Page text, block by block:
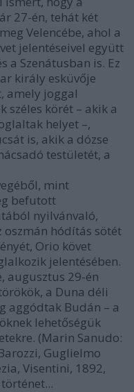
27-én, tehát két
Velencébe, ahol a
jelentéseivel együtt
a Szenátusban is. Ez
király esküvője
amely joggal
széles körét – akik a
helyet –,
is, akik a dózse
testületét, a
mint
befutott
nyilvánvaló,
oszmán hódítás sötét
Orio követ
jelentésében.
augusztus 29-én
a Duna déli
aggódtak Budán – a
lehetőségük
(Marin Sanudo:
Guglielmo
Visentini, 1892,